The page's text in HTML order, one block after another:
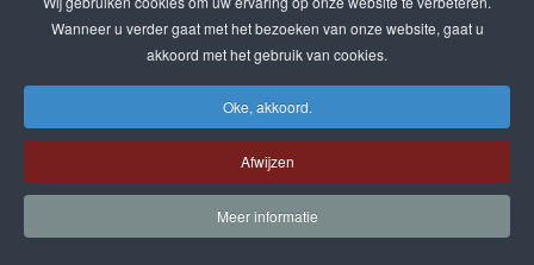
Het Informatiecentrum is op reservering geopend.
Dinsdag 09.00 - 12.00 uur
Dinsdag 13.00 - 16.00 uur
Donderdag 09.00 - 12.00 uur
Donderdag 13.00 - 16.00 uur
Alleen op afspraak
Wanneer u verder gaat met het bezoeken van onze website, gaat u
akkoord met het gebruik van cookies.
Oke, akkoord.
Afwijzen
Meer informatie